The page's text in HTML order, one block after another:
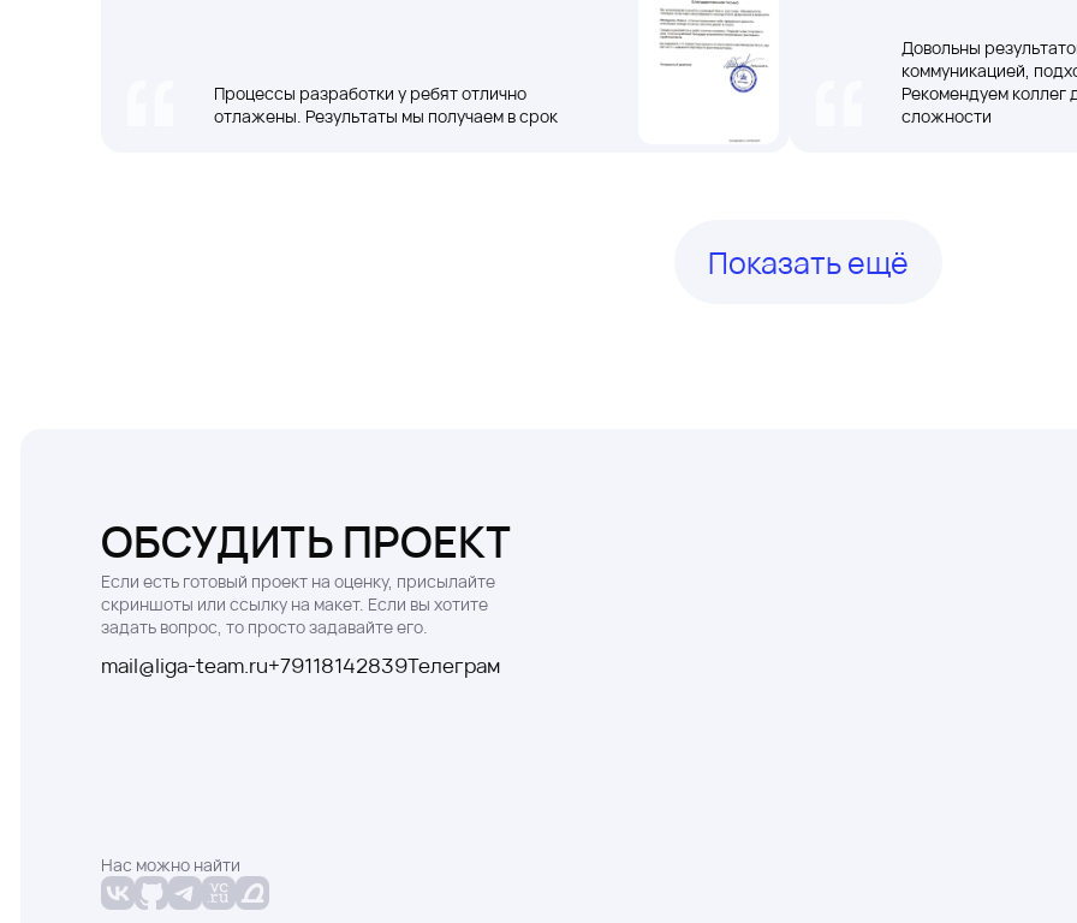
Процессы разработки у ребят отлично
отлажены. Результаты мы получаем в срок
Довольны
коммуникацией,
Рекомендуем коллег
сложности
Показать ещё
ОБСУДИТЬ ПРОЕКТ
Если есть готовый проект на оценку, присылайте
скриншоты или ссылку на макет. Если вы хотите
задать вопрос, то просто задавайте его.
mail@liga-team.ru+79118142839Телеграм
Нас можно найти